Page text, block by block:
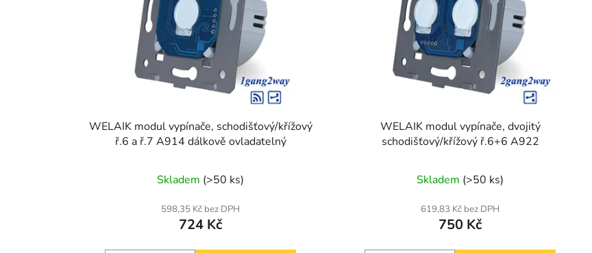
WELAIK modul vypínače, schodišťový/křížový
ř.6 a ř.7 A914 dálkově ovladatelný
Skladem (>50 ks)
598,35 Kč bez DPH
724 Kč
WELAIK modul vypínače, dvojitý
schodišťový/křížový ř.6+6 A922
Skladem (>50 ks)
619,83 Kč bez DPH
750 Kč